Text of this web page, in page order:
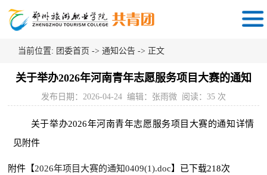
当前位置: 团委首页 -> 通知公告 -> 正文
关于举办2026年河南青年志愿服务项目大赛的通知
发布日期：2026-04-24 编辑：张雨微 阅读： 35 次
关于举办2026年河南青年志愿服务项目大赛的通知详情
见附件
附件【2026年项目大赛的通知0409(1).doc】已下载218次